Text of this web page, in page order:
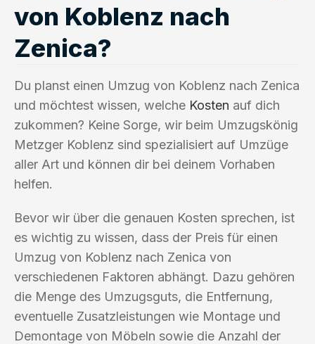
von Koblenz nach
Zenica?
Du planst einen Umzug von Koblenz nach Zenica
und möchtest wissen, welche Kosten auf dich
zukommen? Keine Sorge, wir beim Umzugskönig
Metzger Koblenz sind spezialisiert auf Umzüge
aller Art und können dir bei deinem Vorhaben
helfen.
Bevor wir über die genauen Kosten sprechen, ist
es wichtig zu wissen, dass der Preis für einen
Umzug von Koblenz nach Zenica von
verschiedenen Faktoren abhängt. Dazu gehören
die Menge des Umzugsguts, die Entfernung,
eventuelle Zusatzleistungen wie Montage und
Demontage von Möbeln sowie die Anzahl der